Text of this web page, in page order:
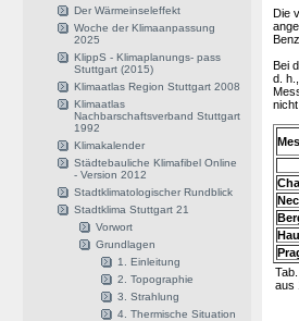
Der Wärmeinseleffekt
Woche der Klimaanpassung
2025
KlippS - Klimaplanungs- pass
Stuttgart (2015)
Klimaatlas Region Stuttgart 2008
Klimaatlas
Nachbarschaftsverband Stuttgart
1992
Klimakalender
Städtebauliche Klimafibel Online
- Version 2012
Stadtklimatologischer Rundblick
Stadtklima Stuttgart 21
Vorwort
Grundlagen
1. Einleitung
2. Topographie
3. Strahlung
4. Thermische Situation
Die
Bei
d.
aus